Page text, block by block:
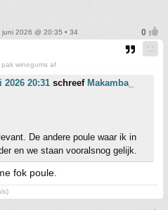
juni 2026 @ 20:35 • 34
winegums af
20:31 schreef Makamba_
De andere poule waar ik in
en we staan vooralsnog gelijk.
fok poule.